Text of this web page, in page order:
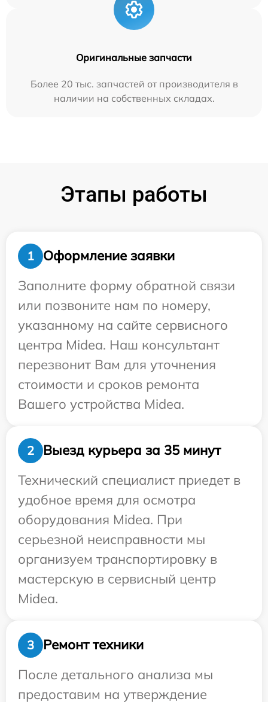
Оригинальные запчасти
Более 20 тыс. запчастей от производителя в
наличии на собственных складах.
Этапы работы
1
Оформление заявки
Заполните форму обратной связи
или позвоните нам по номеру,
указанному на сайте сервисного
центра Midea. Наш консультант
перезвонит Вам для уточнения
стоимости и сроков ремонта
Вашего устройства Midea.
2
Выезд курьера за 35 минут
Технический специалист приедет в
удобное время для осмотра
оборудования Midea. При
серьезной неисправности мы
организуем транспортировку в
мастерскую в сервисный центр
Midea.
3
Ремонт техники
После детального анализа мы
предоставим на утверждение